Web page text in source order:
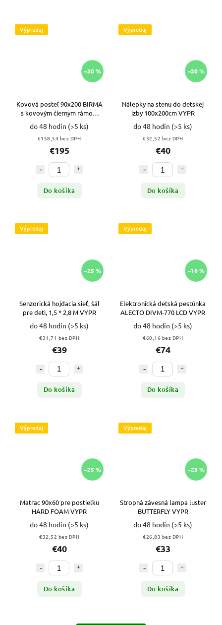
Výpredaj
–30 %
Kovová posteľ 90x200 BIRMA
s kovovým čiernym rámom
VYPR
do 48 hodín (>5 ks)
€158,54 bez DPH
€195
Do košíka
Výpredaj
–20 %
Nálepky na stenu do detskej
izby 100x200cm VYPR
do 48 hodín (>5 ks)
€32,52 bez DPH
€40
Do košíka
Výpredaj
–25 %
Senzorická hojdacia sieť, šál
pre deti, 1,5 * 2,8 M VYPR
do 48 hodín (>5 ks)
€31,71 bez DPH
€39
Do košíka
Výpredaj
–16 %
Elektronická detská pestúnka
ALECTO DIVM-770 LCD VYPR
do 48 hodín (>5 ks)
€60,16 bez DPH
€74
Do košíka
Výpredaj
–25 %
Matrac 90x60 pre postieľku
HARD FOAM VYPR
do 48 hodín (>5 ks)
€32,52 bez DPH
€40
Do košíka
Výpredaj
–23 %
Stropná závesná lampa luster
BUTTERFLY VYPR
do 48 hodín (>5 ks)
€26,83 bez DPH
€33
Do košíka